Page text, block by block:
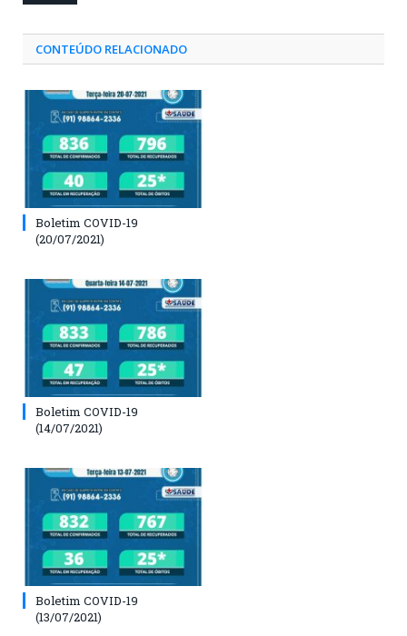
CONTEÚDO RELACIONADO
Boletim COVID-19
(20/07/2021)
Boletim COVID-19
(14/07/2021)
Boletim COVID-19
(13/07/2021)